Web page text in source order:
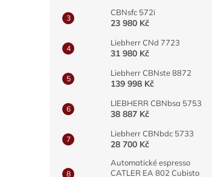
CBNsfc 572i
23 980 Kč
Liebherr CNd 7723
31 980 Kč
Liebherr CBNste 8872
139 998 Kč
LIEBHERR CBNbsa 5753
38 887 Kč
Liebherr CBNbdc 5733
28 700 Kč
Automatické espresso
CATLER EA 802 Cubisto